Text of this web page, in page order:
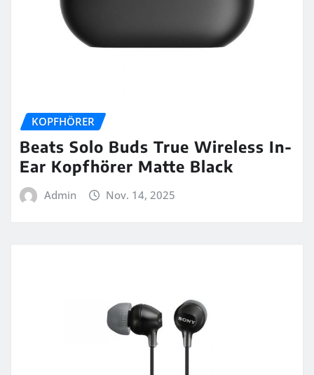
KOPFHÖRER
Beats Solo Buds True Wireless In-
Ear Kopfhörer Matte Black
Admin Nov. 14, 2025